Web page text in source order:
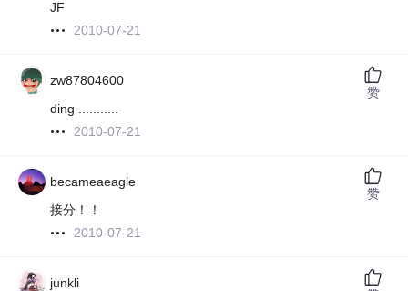
JF
2010-07-21
zw87804600
ding ...........
2010-07-21
赞
becameaeagle
接分！！
2010-07-21
赞
junkli